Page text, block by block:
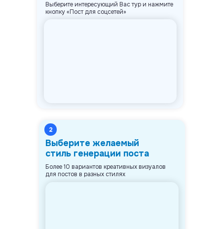
Выберите интересующий Вас тур и нажмите
кнопку «Пост для соцсетей»
Выберите желаемый
стиль генерации поста
Более 10 вариантов креативных визуалов
для постов в разных стилях
2